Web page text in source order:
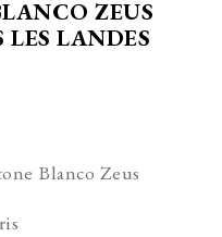
ZEUS
LANDES
Blanco Zeus